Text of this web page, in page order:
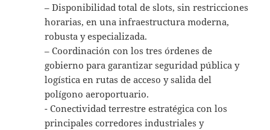
– Disponibilidad total de slots, sin restricciones
horarias, en una infraestructura moderna,
robusta y especializada.
– ⁠Coordinación con los tres órdenes de
gobierno para garantizar seguridad pública y
logística en rutas de acceso y salida del
polígono aeroportuario.
⁠- Conectividad terrestre estratégica con los
principales corredores industriales y